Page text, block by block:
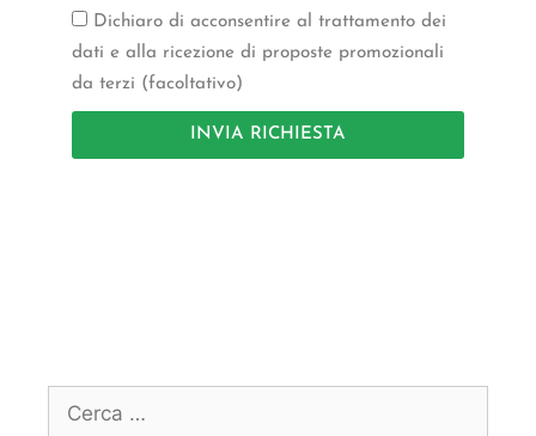
Dichiaro di acconsentire al trattamento dei
dati e alla ricezione di proposte promozionali
da terzi (facoltativo)
INVIA RICHIESTA